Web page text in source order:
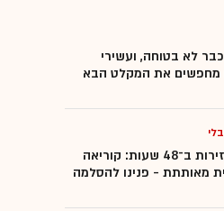
לא בטוחה, ועשירי
מחפשים את המקלט הבא
שלוש זירות ב־48 שעות: קוריאה
מאותתת - פנינו להסלמה